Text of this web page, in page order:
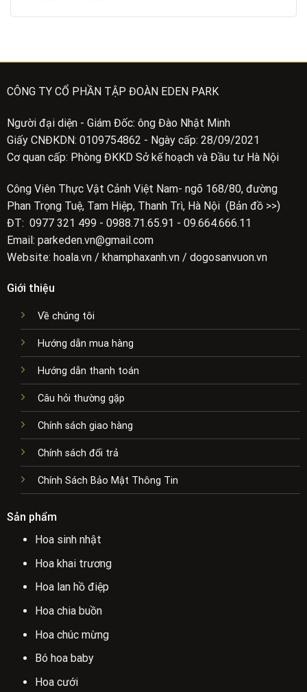
CÔNG TY CỔ PHẦN TẬP ĐOÀN EDEN PARK
Người đại diện - Giám Đốc: ông Đào Nhật Minh
Giấy CNĐKDN: 0109754862 - Ngày cấp: 28/09/2021
Cơ quan cấp: Phòng ĐKKD Sở kế hoạch và Đầu tư Hà Nội
Công Viên Thực Vật Cảnh Việt Nam- ngõ 168/80, đường
Phan Trọng Tuệ, Tam Hiệp, Thanh Trì, Hà Nội (Bản đồ >>)
ĐT: 0977 321 499 - 0988.71.65.91 - 09.664.666.11
Email: parkeden.vn@gmail.com
Website: hoala.vn / khamphaxanh.vn / dogosanvuon.vn
Giới thiệu
Về chúng tôi
Hướng dẫn mua hàng
Hướng dẫn thanh toán
Câu hỏi thường gặp
Chính sách giao hàng
Chính sách đổi trả
Chính Sách Bảo Mật Thông Tin
Sản phẩm
Hoa sinh nhật
Hoa khai trương
Hoa lan hồ điệp
Hoa chia buồn
Hoa chúc mừng
Bó hoa baby
Hoa cưới